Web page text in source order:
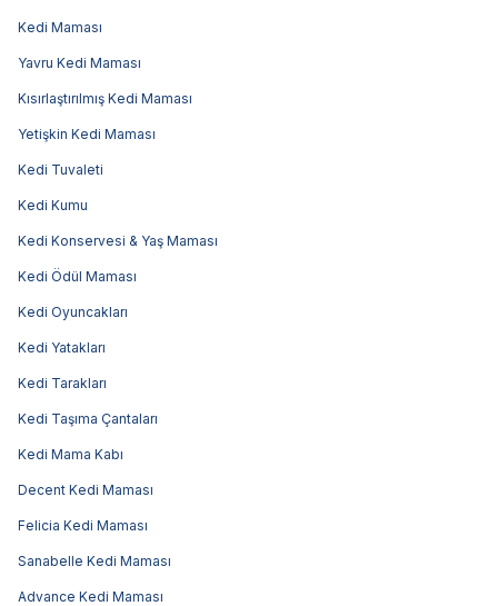
Kedi Maması
Yavru Kedi Maması
Kısırlaştırılmış Kedi Maması
Yetişkin Kedi Maması
Kedi Tuvaleti
Kedi Kumu
Kedi Konservesi & Yaş Maması
Kedi Ödül Maması
Kedi Oyuncakları
Kedi Yatakları
Kedi Tarakları
Kedi Taşıma Çantaları
Kedi Mama Kabı
Decent Kedi Maması
Felicia Kedi Maması
Sanabelle Kedi Maması
Advance Kedi Maması